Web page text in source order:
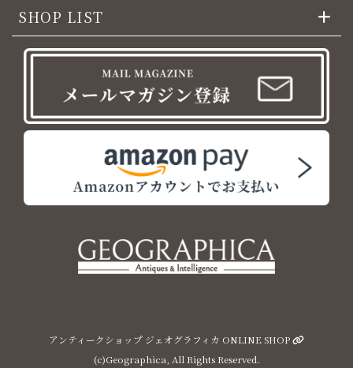
SHOP LIST
アンティークショップ ジェオグラフィカ ONLINE SHOP
(c)Geographica, All Rights Reserved.